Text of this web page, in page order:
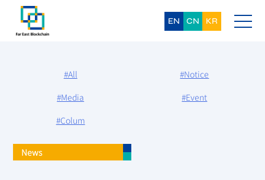
content EN CN KR
#All
#Notice
#Media
#Event
#Colum
News